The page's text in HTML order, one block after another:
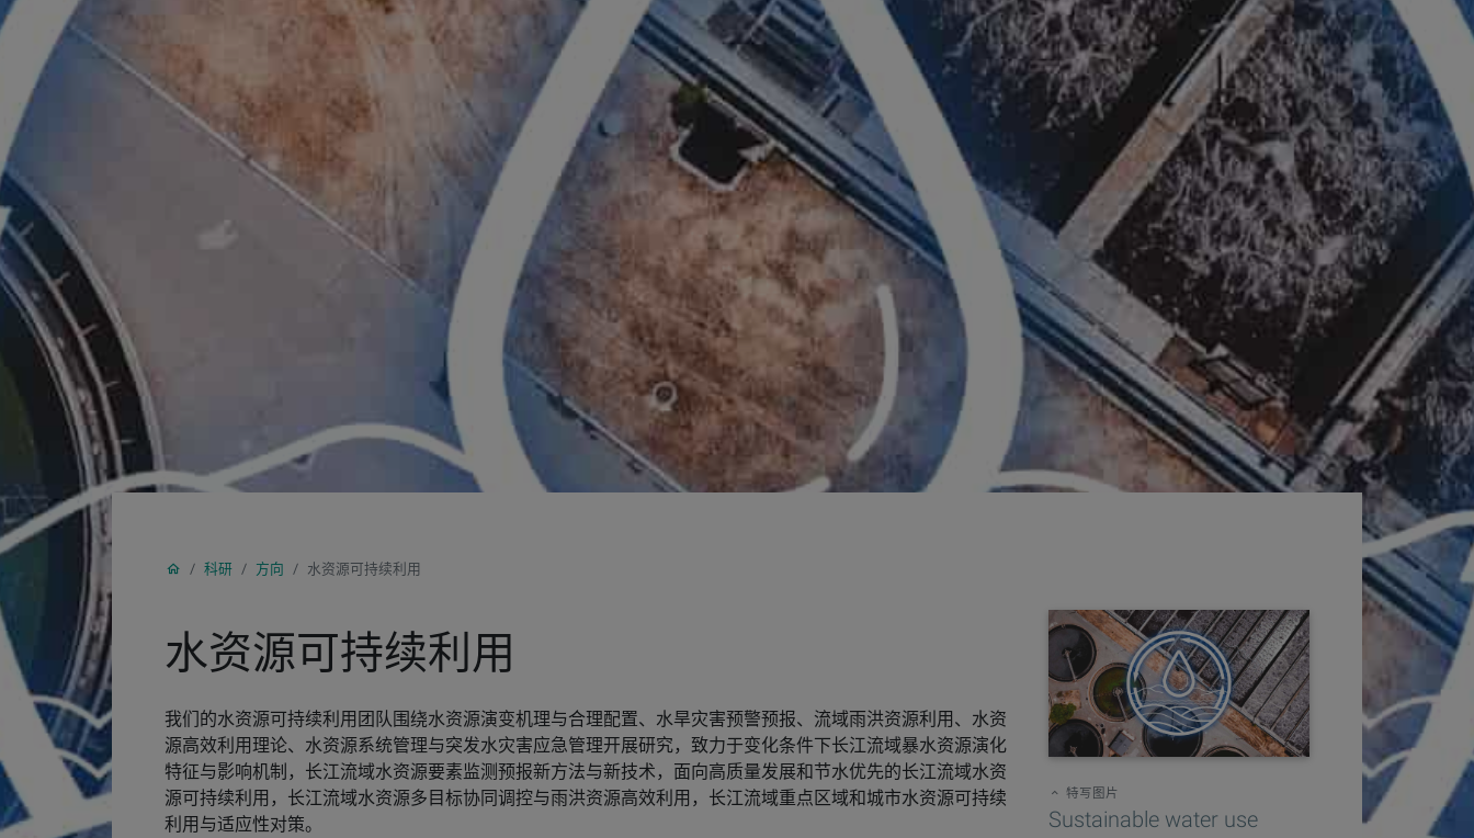
科研 方向 水资源可持续利用
水资源可持续利用
我们的水资源可持续利用团队围绕水资源演变机理与合理配置、水旱灾害预警预报、流域雨洪资源利用、水资
源高效利用理论、水资源系统管理与突发水灾害应急管理开展研究，致力于变化条件下长江流域暴水资源演化
特征与影响机制，长江流域水资源要素监测预报新方法与新技术，面向高质量发展和节水优先的长江流域水资
源可持续利用，长江流域水资源多目标协同调控与雨洪资源高效利用，长江流域重点区域和城市水资源可持续
利用与适应性对策。
特写图片
Sustainable water use